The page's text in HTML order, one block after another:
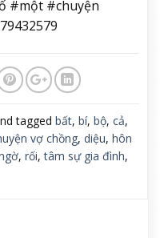
#một #chuyện
tagged bất, bí, bộ, cả,
vợ chồng, diệu, hôn
, rối,tâm sự gia đình,